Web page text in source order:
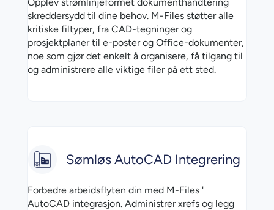
skreddersydd til dine behov. M-Files støtter alle
kritiske filtyper, fra CAD-tegninger og
prosjektplaner til e-poster og Office-dokumenter,
noe som gjør det enkelt å organisere, få tilgang til
og administrere alle viktige filer på ett sted.
Sømløs AutoCAD Integrering
Forbedre arbeidsflyten din med M-Files '
AutoCAD integrasjon. Administrer xrefs og legg